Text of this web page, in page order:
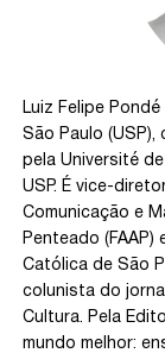
Luiz Felipe
São Paulo
pela Université
USP. É vice-
Comunicação e
Penteado
Católica de São
colunista do
Cultura. Pela
mundo melhor: